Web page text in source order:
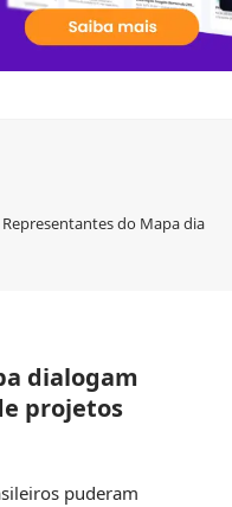
Representantes do Mapa
dialogam
projetos
puderam